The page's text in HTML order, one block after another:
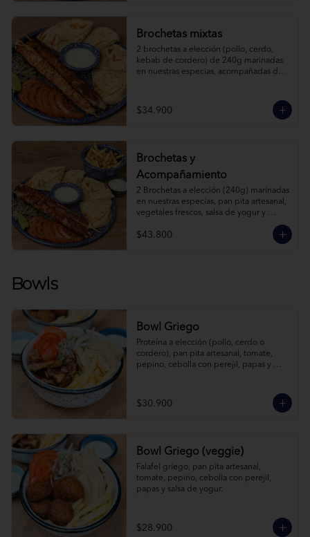
Brochetas mixtas
2 brochetas a elección (pollo, cerdo,
kebab de cordero) de 240g marinadas
en nuestras especias, acompañadas de
$34.900
Brochetas y
Acompañamiento
2 Brochetas a elección (240g) marinadas
en nuestras especias, pan pita artesanal,
vegetales frescos, salsa de yogur y
$43.800
Bowls
Bowl Griego
Proteína a elección (pollo, cerdo o
cordero), pan pita artesanal, tomate,
pepino, cebolla con perejil, papas y
$30.900
Bowl Griego (veggie)
Falafel griego, pan pita artesanal,
tomate, pepino, cebolla con perejil,
papas y salsa de yogur.
$28.900